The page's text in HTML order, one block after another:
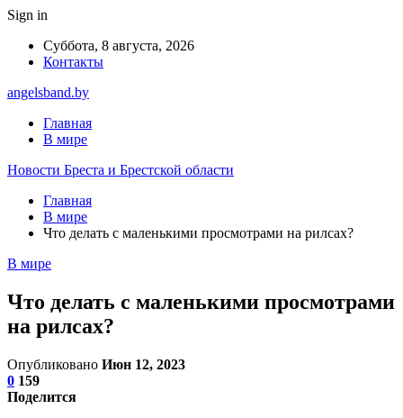
Sign in
Суббота, 8 августа, 2026
Контакты
angelsband.by
Главная
В мире
Новости Бреста и Брестской области
Главная
В мире
Что делать с маленькими просмотрами на рилсах?
В мире
Что делать с маленькими просмотрами
на рилсах?
Опубликовано Июн 12, 2023
0 159
Поделится